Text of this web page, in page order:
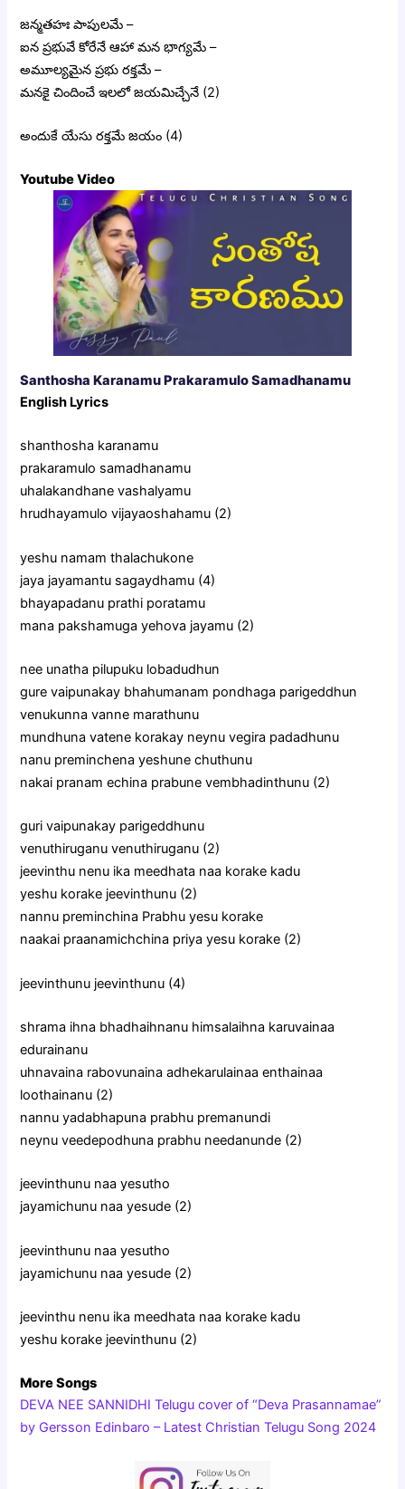
జన్మతహః పాపులమే –
ఐన ప్రభువే కోరేనే ఆహా మన భాగ్యమే –
అమూల్యమైన ప్రభు రక్తమే –
మనకై చిందించే ఇలలో జయమిచ్చేనే (2)
అందుకే యేసు రక్తమే జయం (4)
Youtube Video
Santhosha Karanamu Prakaramulo Samadhanamu
English Lyrics
shanthosha karanamu
prakaramulo samadhanamu
uhalakandhane vashalyamu
hrudhayamulo vijayaoshahamu (2)
yeshu namam thalachukone
jaya jayamantu sagaydhamu (4)
bhayapadanu prathi poratamu
mana pakshamuga yehova jayamu (2)
nee unatha pilupuku lobadudhun
gure vaipunakay bhahumanam pondhaga parigeddhun
venukunna vanne marathunu
mundhuna vatene korakay neynu vegira padadhunu
nanu preminchena yeshune chuthunu
nakai pranam echina prabune vembhadinthunu (2)
guri vaipunakay parigeddhunu
venuthiruganu venuthiruganu (2)
jeevinthu nenu ika meedhata naa korake kadu
yeshu korake jeevinthunu (2)
nannu preminchina Prabhu yesu korake
naakai praanamichchina priya yesu korake (2)
jeevinthunu jeevinthunu (4)
shrama ihna bhadhaihnanu himsalaihna karuvainaa
edurainanu
uhnavaina rabovunaina adhekarulainaa enthainaa
loothainanu (2)
nannu yadabhapuna prabhu premanundi
neynu veedepodhuna prabhu needanunde (2)
jeevinthunu naa yesutho
jayamichunu naa yesude (2)
jeevinthunu naa yesutho
jayamichunu naa yesude (2)
jeevinthu nenu ika meedhata naa korake kadu
yeshu korake jeevinthunu (2)
More Songs
DEVA NEE SANNIDHI Telugu cover of “Deva Prasannamae”
by Gersson Edinbaro – Latest Christian Telugu Song 2024